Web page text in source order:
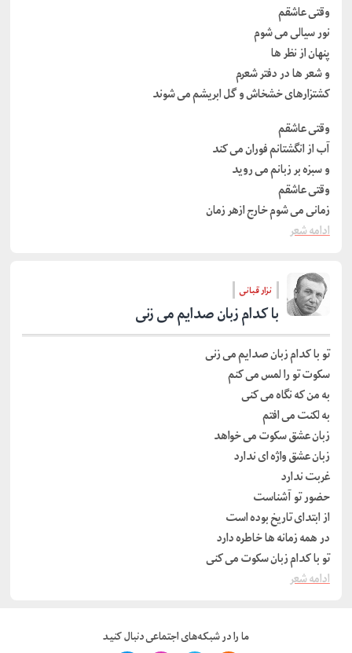
وقتی عاشقم
نور سیالی می شوم
پنهان از نظر ها
و شعر ها در دفتر شعرم
کشتزارهای خشخاش و گل ابریشم می شوند
وقتی عاشقم
آب از انگشتانم فوران می کند
و سبزه بر زبانم می روید
وقتی عاشقم
زمانی می شوم خارج ازهر زمان
ادامه شعر
نزار قبانی
با کدام زبان صدایم می زنی
تو با کدام زبان صدایم می زنی
سکوت تو را لمس می کنم
به من که نگاه می کنی
به لکنت می افتم
زبان عشق سکوت می خواهد
زبان عشق واژه ای ندارد
غربت ندارد
حضور تو آشناست
از ابتدای تاریخ بوده است
در همه زمانه ها خاطره دارد
تو با کدام زبان سکوت می کنی
ادامه شعر
ما را در شبکه‌های اجتماعی دنبال کنید